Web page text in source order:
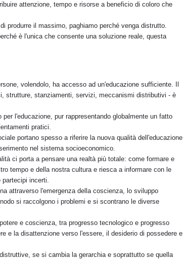
attenzione, tempo e risorse a beneficio di coloro che
produrre il massimo, paghiamo perché venga distrutto.
è l'unica che consente una soluzione reale, questa
volendolo, ha accesso ad un'educazione sufficiente. Il
strutture, stanziamenti, servizi, meccanismi distributivi - è
l'educazione, pur rappresentando globalmente un fatto
pratici.
portano spesso a riferire la nuova qualità dell'educazione
nel sistema socioeconomico.
ci porta a pensare una realtà più totale: come formare e
tempo e della nostra cultura e riesca a informare con le
incerti.
attraverso l'emergenza della coscienza, lo sviluppo
si raccolgono i problemi e si scontrano le diverse
e coscienza, tra progresso tecnologico e progresso
e la disattenzione verso l'essere, il desiderio di possedere e
se si cambia la gerarchia e soprattutto se quella